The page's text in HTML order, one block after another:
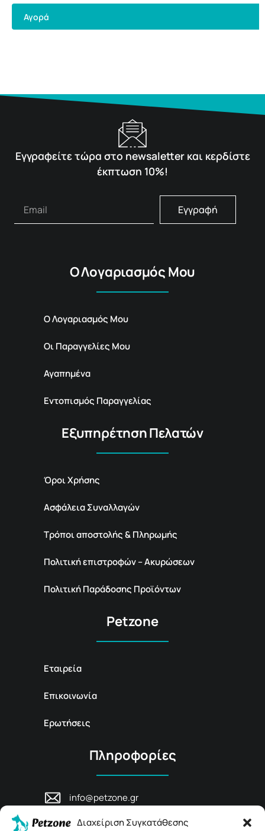
Διαχείριση Συγκατάθεσης
Αγορά
Εγγραφείτε τώρα στο newsaletter και κερδίστε
έκπτωση 10%!
Εγγραφή
Ο Λογαριασμός Μου
Ο Λογαριασμός Μου
Οι Παραγγελίες Μου
Αγαπημένα
Εντοπισμός Παραγγελίας
Εξυπηρέτηση Πελατών
Όροι Χρήσης
Ασφάλεια Συναλλαγών
Τρόποι αποστολής & Πληρωμής
Πολιτική επιστροφών – Ακυρώσεων
Πολιτική Παράδοσης Προϊόντων
Petzone
Εταιρεία
Επικοινωνία
Ερωτήσεις
Πληροφορίες
info@petzone.gr
Ρέθυμνο, Κρήτη